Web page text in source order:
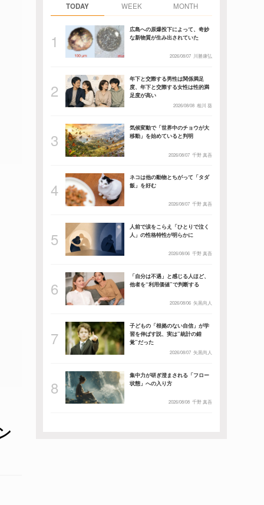
TODAY WEEK MONTH
広島への原爆投下によって、奇妙
な新物質が生み出されていた
2026/08/07 川勝康弘
年下と交際する男性は関係満足
度、年下と交際する女性は性的満
足度が高い
2026/08/08 相川 葵
気候変動で「世界中のチョウが大
移動」を始めていると判明
2026/08/07 千野 真吾
ネコは他の動物とちがって「タダ
飯」を好む
2026/08/07 千野 真吾
人前で涙をこらえ「ひとりで泣く
人」の性格特性が明らかに
2026/08/06 千野 真吾
「自分は不遇」と感じる人ほど、
他者を“利用価値”で判断する
2026/08/06 矢黒尚人
子どもの「根拠のない自信」が学
習を伸ばす説、実は”統計の錯
覚”だった
2026/08/07 矢黒尚人
集中力が研ぎ澄まされる「フロー
状態」への入り方
2026/08/08 千野 真吾